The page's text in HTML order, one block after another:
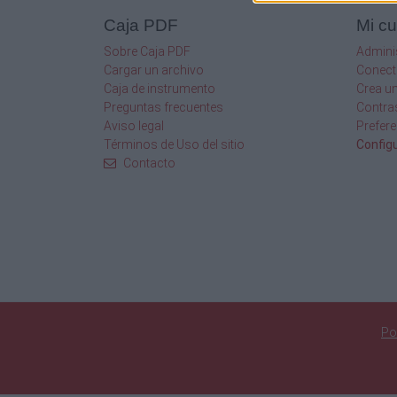
Caja PDF
Sobre Caja PDF
Cargar un archivo
Caja de instrumento
Preguntas frecuentes
Aviso legal
Términos de Uso del sitio
Contacto
Mi
Crea